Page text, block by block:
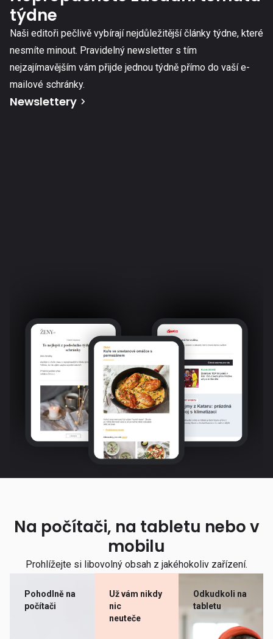
týdne
Naši editoři pečlivě vybírají nejdůležitější články týdne, které
nesmíte minout. Pravidelný newsletter s tím
nejzajímavějším vám přijde jednou týdně přímo do vaší e-
mailové schránky.
Newslettery
Na počítači, na tabletu nebo v
mobilu
Prohlížejte si libovolný obsah z jakéhokoliv zařízení.
Pohodlně na
počítači
Už vám nikdy
nic
neuteče
Odkudkoli na
tabletu